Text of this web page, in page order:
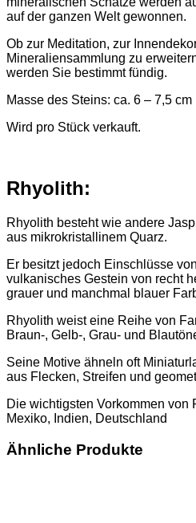
auf der ganzen Welt gewonnen.
Ob zur Meditation, zur
Mineraliensammlung zu
werden Sie bestimmt fündig.
Masse des Steins: ca. 6 – 7,5 cm
Wird pro Stück verkauft.
Rhyolith:
Rhyolith besteht wie andere
aus mikrokristallinem Quarz.
Er besitzt jedoch Einschlüsse
vulkanisches Gestein von recht
grauer und manchmal blauer
Rhyolith weist eine Reihe von
Braun-, Gelb-, Grau- und
Seine Motive ähneln oft
aus Flecken, Streifen und
Die wichtigsten Vorkommen von
Mexiko, Indien, Deutschland
Ähnliche Produkte